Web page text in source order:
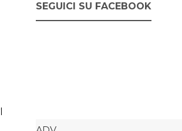
SEGUICI SU FACEBOOK